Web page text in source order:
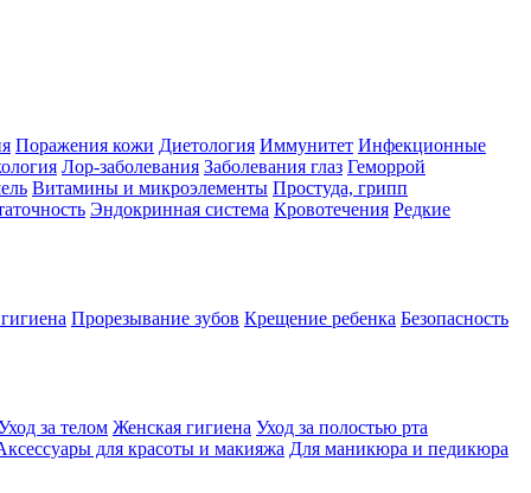
Поражения кожи Диетология Иммунитет Инфекционные
Лор-заболевания Заболевания глаз Геморрой
Витамины и микроэлементы Простуда, грипп
Эндокринная система Кровотечения Редкие
Прорезывание зубов Крещение ребенка Безопасность
за телом Женская гигиена Уход за полостью рта
для красоты и макияжа Для маникюра и педикюра